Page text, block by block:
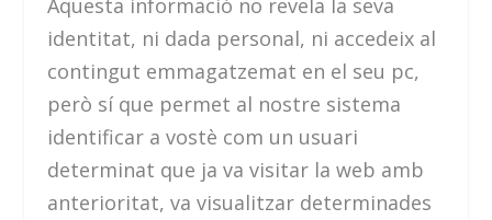
Aquesta informació no revela la seva
identitat, ni dada personal, ni accedeix al
contingut emmagatzemat en el seu pc,
però sí que permet al nostre sistema
identificar a vostè com un usuari
determinat que ja va visitar la web amb
anterioritat, va visualitzar determinades